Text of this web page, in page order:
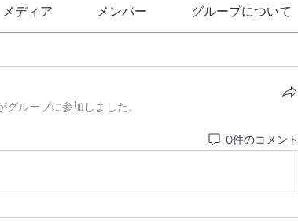
メディア メンバー グループについて
グループに参加しました。
0件のコメント